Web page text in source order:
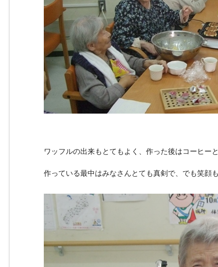
ワッフルの出来もとてもよく、作った後はコーヒー
作っている最中はみなさんとても真剣で、でも笑顔